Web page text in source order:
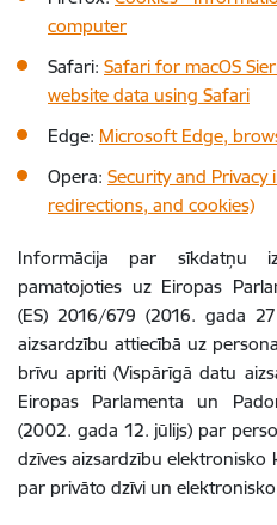
computer
Safari: Safari for macOS
website data using Safari
Edge: Microsoft Edge,
Opera: Security and Privacy
redirections, and cookies)
Informācija par sīkdatņu
pamatojoties uz Eiropas
(ES) 2016/679 (2016. gada
aizsardzību attiecībā uz
brīvu apriti (Vispārīgā datu
Eiropas Parlamenta un
(2002. gada 12. jūlijs) par
dzīves aizsardzību elektronisko
par privāto dzīvi un